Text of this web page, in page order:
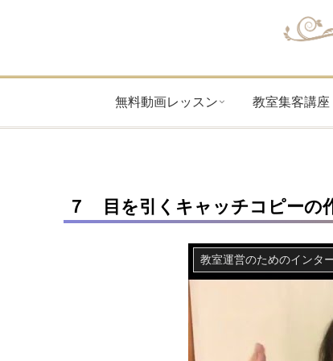
無料動画レッスン 教室集客講座
７ 目を引くキャッチコピーの